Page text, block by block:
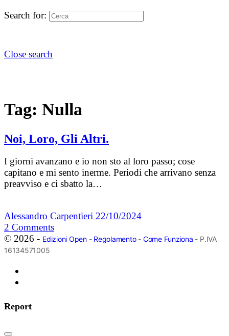
Search for:
Close search
Tag: Nulla
Noi, Loro, Gli Altri.
I giorni avanzano e io non sto al loro passo; cose
capitano e mi sento inerme. Periodi che arrivano senza
preavviso e ci sbatto la…
Alessandro Carpentieri 22/10/2024
2 Comments
© 2026 - Edizioni Open- Regolamento- Come Funziona - P.IVA
16134571005
Report